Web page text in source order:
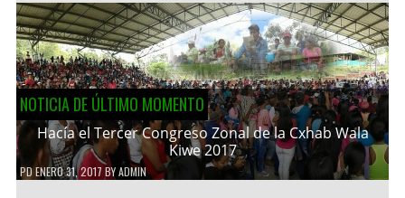
NOTICIA DE ÚLTIMO MOMENTO
Hacía el Tercer Congreso Zonal de la Cxhab Wala
Kiwe 2017
PDENERO 31, 2017 BYADMIN